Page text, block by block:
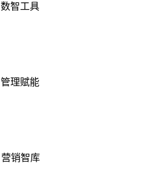
数智工具
管理赋能
营销智库